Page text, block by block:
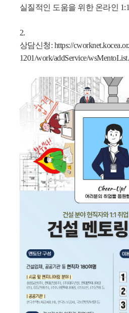
실질적인 도움을 위한 온라인
2.
상담신청: https://
1201/work/addService/